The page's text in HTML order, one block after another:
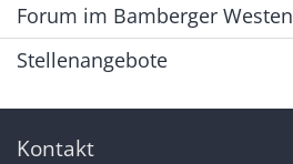
Forum im Bamberger Westen
Stellenangebote
Kontakt